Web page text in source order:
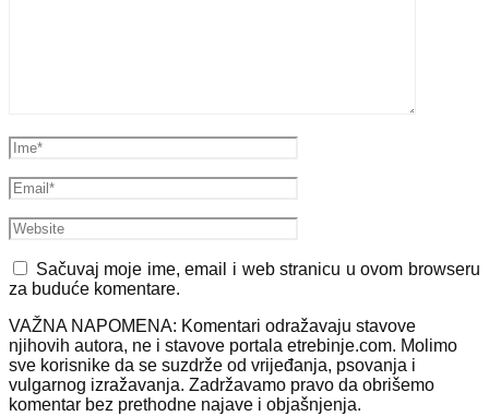
Sačuvaj moje ime, email i web stranicu u ovom browseru
za buduće komentare.
VAŽNA NAPOMENA: Komentari odražavaju stavove
njihovih autora, ne i stavove portala etrebinje.com. Molimo
sve korisnike da se suzdrže od vrijeđanja, psovanja i
vulgarnog izražavanja. Zadržavamo pravo da obrišemo
komentar bez prethodne najave i objašnjenja.